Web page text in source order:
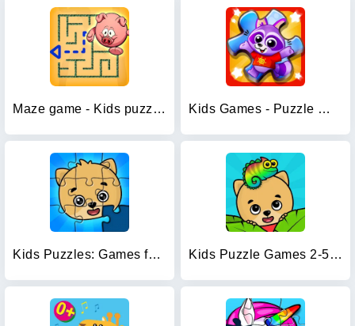
Maze game - Kids puzzle games Kids Games - Puzzle World
Kids Puzzles: Games for Kids Kids Puzzle Games 2-5 years